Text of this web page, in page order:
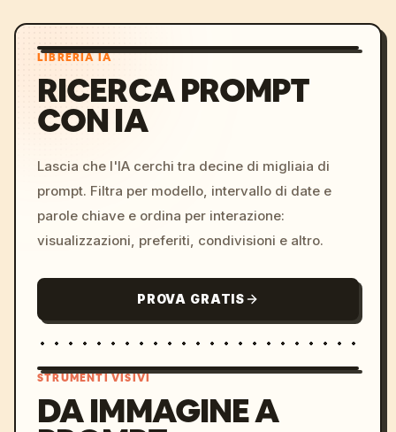
LIBRERIA IA
RICERCA PROMPT
CON IA
Lascia che l'IA cerchi tra decine di migliaia di
prompt. Filtra per modello, intervallo di date e
parole chiave e ordina per interazione:
visualizzazioni, preferiti, condivisioni e altro.
PROVA GRATIS
STRUMENTI VISIVI
DA IMMAGINE A